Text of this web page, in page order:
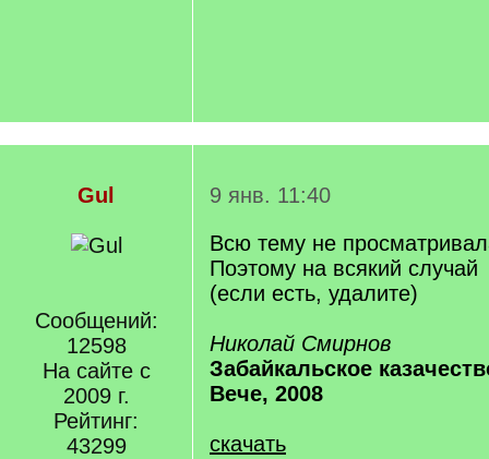
Gul
Сообщений:
12598
На сайте с
2009 г.
Рейтинг:
43299
9 янв. 11:40
Всю тему не
Поэтому на всякий случай
(если есть, удалите)
Николай Смирнов
Забайкальское
Вече, 2008
скачать